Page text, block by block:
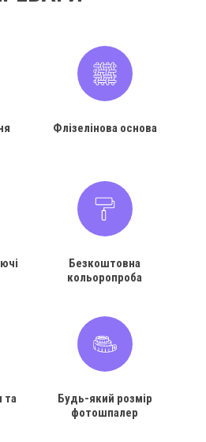
Флізелінова основа
Безкоштовна
кольоропроба
та
Будь-який розмір
фотошпалер